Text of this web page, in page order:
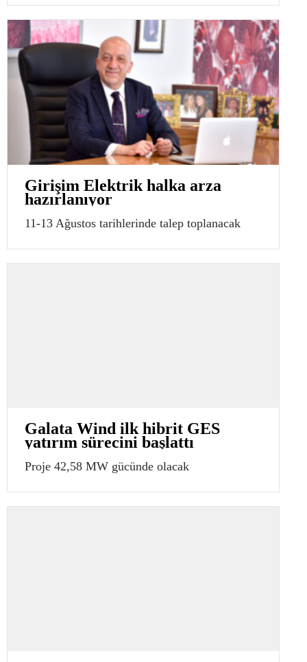
Girişim Elektrik halka arza
hazırlanıyor
11-13 Ağustos tarihlerinde talep toplanacak
Galata Wind ilk hibrit GES
yatırım sürecini başlattı
Proje 42,58 MW gücünde olacak